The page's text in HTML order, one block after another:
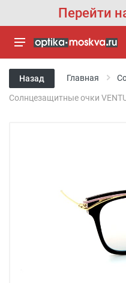
Перейти
Назад Главная
Солнцезащитные очки